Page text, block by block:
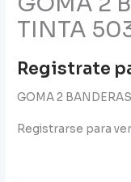
TINTA
Registrate
GOMA 2
Registrarse para